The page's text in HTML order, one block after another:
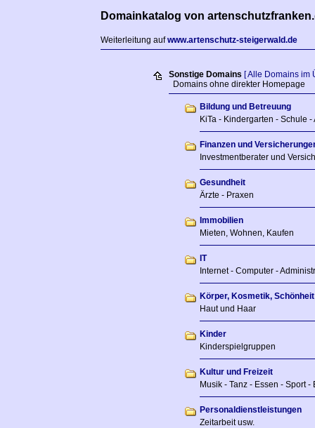
Domainkatalog von
Weiterleitung aufwww.artenschutz-steigerwald.de
Sonstige Domains [ Alle Domains im
Domains ohne direkter Homepage
Bildung und Betreuung
KiTa - Kindergarten - Schule
Finanzen und
Investmentberater und
Gesundheit
Ärzte - Praxen
Immobilien
Mieten, Wohnen, Kaufen
IT
Internet - Computer -
Körper, Kosmetik, Schönheit
Haut und Haar
Kinder
Kinderspielgruppen
Kultur und Freizeit
Musik - Tanz - Essen - Sport -
Personaldienstleistungen
Zeitarbeit usw.